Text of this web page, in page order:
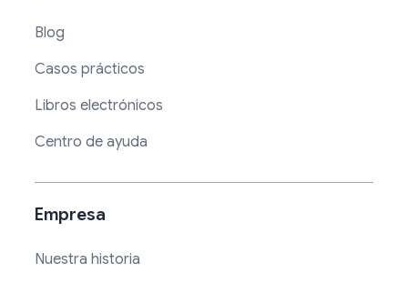
Blog
Casos prácticos
Libros electrónicos
Centro de ayuda
Empresa
Nuestra historia